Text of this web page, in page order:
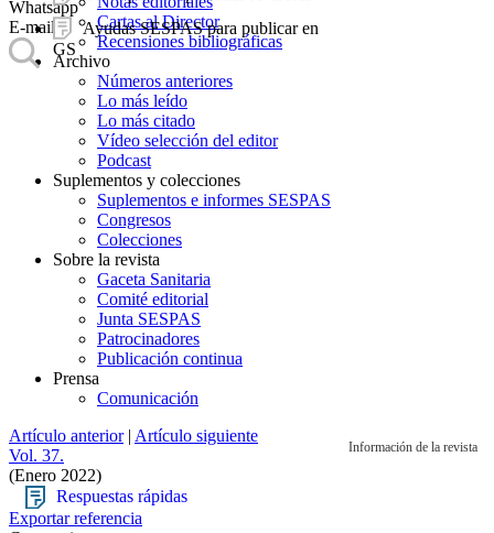
Ayudas SESPAS para publicar en
GS
Whatsapp
E-mail
Cartas al Director
Recensiones bibliográficas
Archivo
Números anteriores
Lo más leído
Lo más citado
Vídeo selección del editor
Podcast
Suplementos y colecciones
Suplementos e informes SESPAS
Congresos
Colecciones
Sobre la revista
Gaceta Sanitaria
Comité editorial
Junta SESPAS
Patrocinadores
Publicación continua
Prensa
Comunicación
Información de la revista
Artículo anterior| Artículo siguiente
Vol. 37.
(Enero 2022)
Respuestas rápidas
Exportar referencia